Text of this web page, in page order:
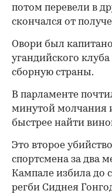
потом перевели в
скончался от
Овори был
угандийского
сборную страны.
В парламенте
минутой молчания
быстрее найти
Это второе
спортсмена за два
Кампале избила до
регби Сиднея